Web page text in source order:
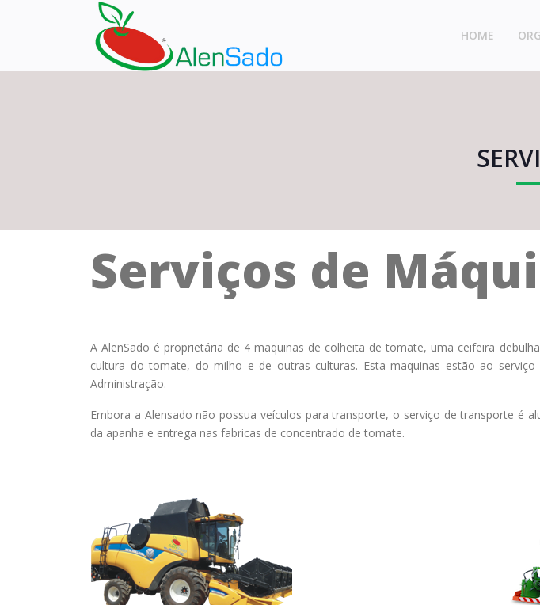
HOME
Serviços de
A AlenSado é proprietária de 4 maquinas de colheita de tomate, uma ceifeira
cultura do tomate, do milho e de outras culturas. Esta maquinas estão ao
Administração.
Embora a Alensado não possua veículos para transporte, o serviço de transporte é
da apanha e entrega nas fabricas de concentrado de tomate.